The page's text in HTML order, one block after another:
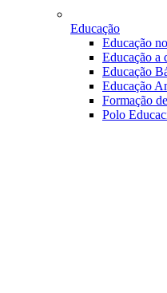
Educação
Educação
Educação a
Educação
Educação
Formação
Polo